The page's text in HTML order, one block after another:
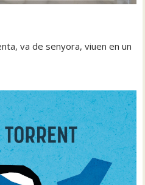
va de senyora, viuen en un